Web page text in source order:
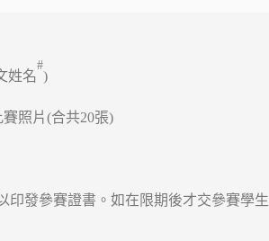
姓名
#
)
照片(合共20張)
印發參賽證書。如在限期後才交參賽學生